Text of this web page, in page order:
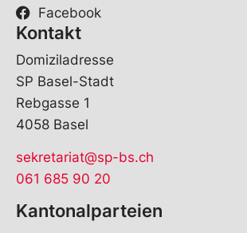
Facebook
Kontakt
Domiziladresse
SP Basel-Stadt
Rebgasse 1
4058 Basel
sekretariat@sp-bs.ch
061 685 90 20
Kantonalparteien